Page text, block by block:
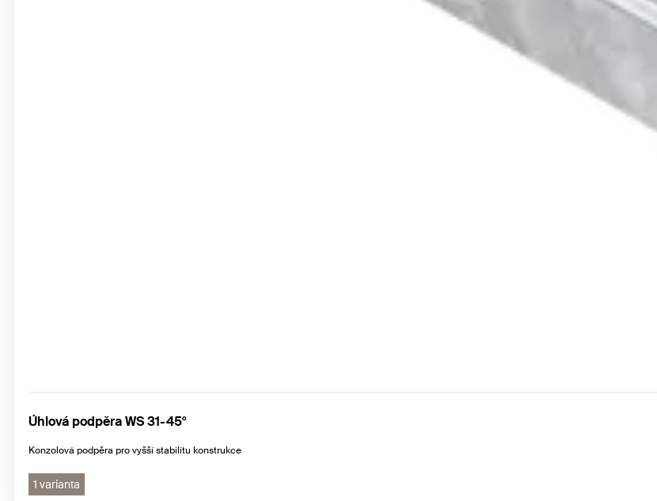
Úhlová podpěra WS 31-45°
Konzolová podpěra pro vyšší stabilitu konstrukce
1 varianta